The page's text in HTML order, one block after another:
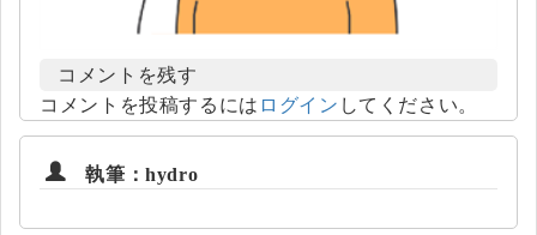
コメントを残す
コメントを投稿するには ログイン してください。
執筆：hydro